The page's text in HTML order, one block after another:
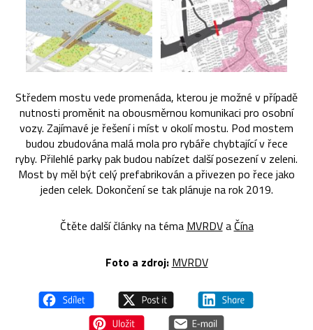
Středem mostu vede promenáda, kterou je možné v případě
nutnosti proměnit na obousměrnou komunikaci pro osobní
vozy. Zajímavé je řešení i míst v okolí mostu. Pod mostem
budou zbudována malá mola pro rybáře chybtající v řece
ryby. Přilehlé parky pak budou nabízet další posezení v zeleni.
Most by měl být celý prefabrikován a přivezen po řece jako
jeden celek. Dokončení se tak plánuje na rok 2019.
Čtěte další články na téma MVRDVa Čína
Foto a zdroj: MVRDV